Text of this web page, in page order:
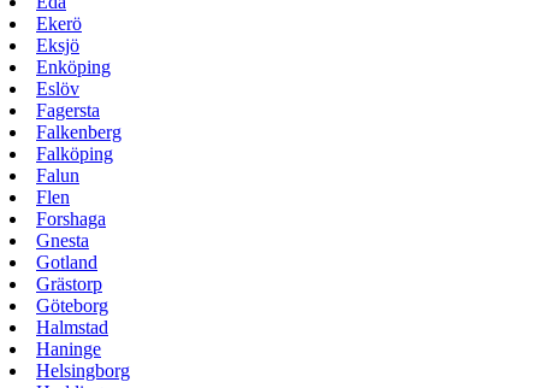
Ekerö
Eksjö
Enköping
Eslöv
Fagersta
Falkenberg
Falköping
Falun
Flen
Forshaga
Gnesta
Gotland
Grästorp
Göteborg
Halmstad
Haninge
Helsingborg